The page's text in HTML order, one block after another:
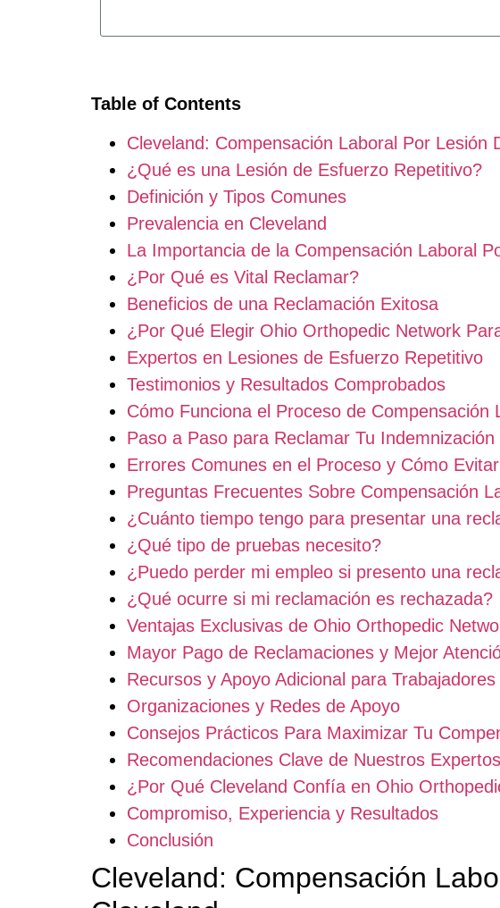
Table of Contents
Cleveland: Compensación Laboral Por Lesión
¿Qué es una Lesión de Esfuerzo Repetitivo?
Definición y Tipos Comunes
Prevalencia en Cleveland
La Importancia de la Compensación Laboral
¿Por Qué es Vital Reclamar?
Beneficios de una Reclamación Exitosa
¿Por Qué Elegir Ohio Orthopedic Network
Expertos en Lesiones de Esfuerzo Repetitivo
Testimonios y Resultados Comprobados
Cómo Funciona el Proceso de
Paso a Paso para Reclamar Tu Indemnización
Errores Comunes en el Proceso y Cómo
Preguntas Frecuentes Sobre Compensación
¿Cuánto tiempo tengo para presentar una
¿Qué tipo de pruebas necesito?
¿Puedo perder mi empleo si presento una
¿Qué ocurre si mi reclamación es rechazada?
Ventajas Exclusivas de Ohio Orthopedic
Mayor Pago de Reclamaciones y Mejor
Recursos y Apoyo Adicional para Trabajadores
Organizaciones y Redes de Apoyo
Consejos Prácticos Para Maximizar Tu
Recomendaciones Clave de Nuestros Expertos
¿Por Qué Cleveland Confía en Ohio
Compromiso, Experiencia y Resultados
Conclusión
Cleveland: Compensación